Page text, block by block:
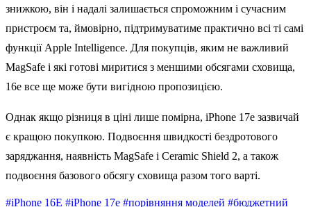
знижкою, він і надалі залишається спроможним і сучасним
пристроєм та, ймовірно, підтримуватиме практично всі ті самі
функції Apple Intelligence. Для покупців, яким не важливий
‌MagSafe‌ і які готові миритися з меншими обсягами сховища,
16e все ще може бути вигідною пропозицією.
Однак якщо різниця в ціні лише помірна, ‌iPhone 17e‌ зазвичай
є кращою покупкою. Подвоєння швидкості бездротового
заряджання, наявність ‌MagSafe‌ і Ceramic Shield 2, а також
подвоєння базового обсягу сховища разом того варті.
#iPhone 16E #iPhone 17e #порівняння моделей #бюджетний